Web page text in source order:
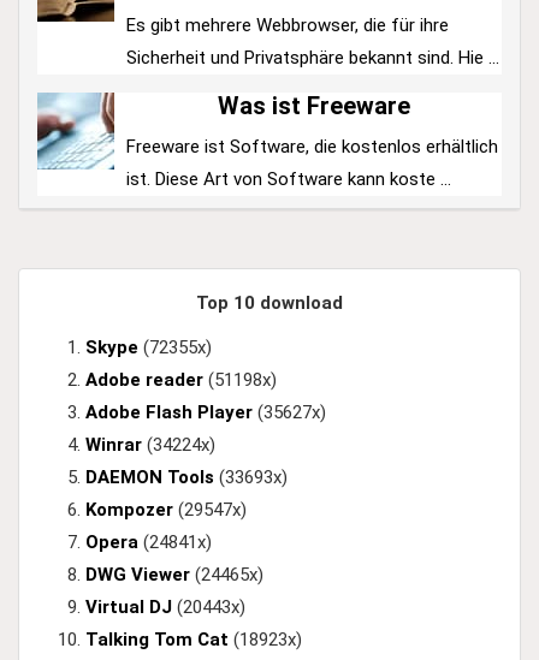
Es gibt mehrere Webbrowser, die für ihre
Sicherheit und Privatsphäre bekannt sind. Hie ...
Was ist Freeware
Freeware ist Software, die kostenlos erhältlich
ist. Diese Art von Software kann koste ...
Top 10 download
Skype (72355x)
Adobe reader (51198x)
Adobe Flash Player (35627x)
Winrar (34224x)
DAEMON Tools (33693x)
Kompozer (29547x)
Opera (24841x)
DWG Viewer (24465x)
Virtual DJ (20443x)
Talking Tom Cat (18923x)